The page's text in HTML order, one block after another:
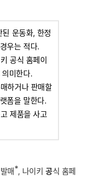
운동화, 한정
우는 적다.
공식 홈페이
미한다.
하거나 판매할
폼을 말한다.
제품을 사고
발매 *, 나이키공식 홈페